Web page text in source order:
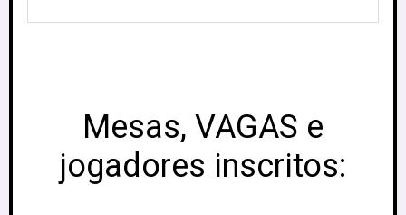
Mesas, VAGAS e
jogadores inscritos: